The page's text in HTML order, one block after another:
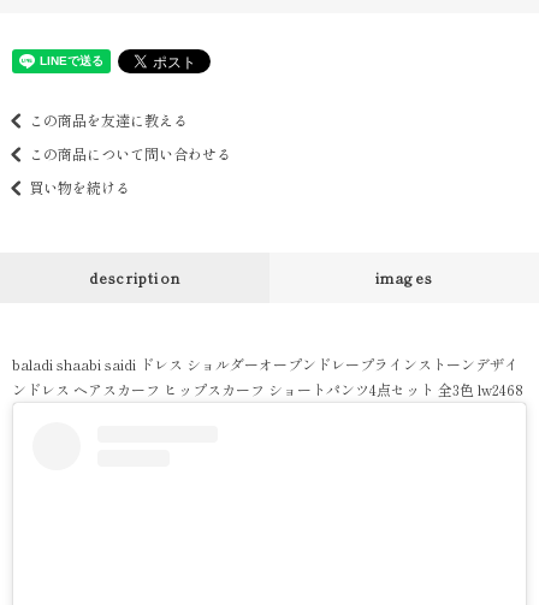
この商品を友達に教える
この商品について問い合わせる
買い物を続ける
description images
baladi shaabi saidi ドレス ショルダーオープンドレープラインストーンデザイ
ンドレス ヘアスカーフ ヒップスカーフ ショートパンツ4点セット 全3色 lw2468